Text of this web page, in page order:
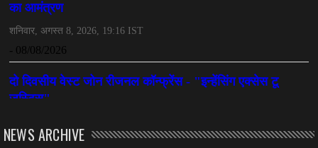
NEWS ARCHIVE